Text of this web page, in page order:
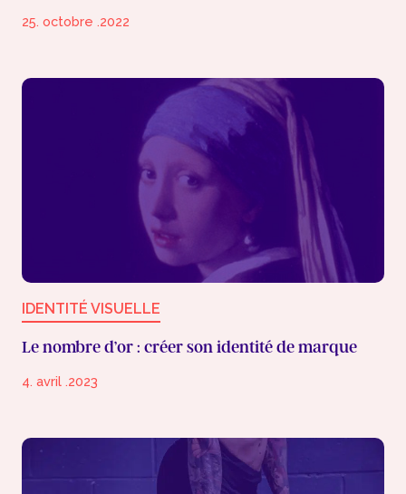
25. octobre .2022
IDENTITÉ VISUELLE
Le nombre d’or : créer son identité de marque
4. avril .2023